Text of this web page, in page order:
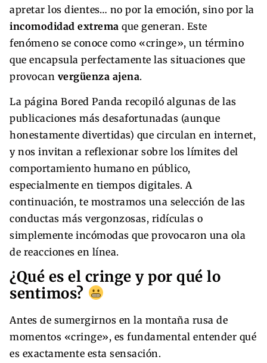
apretar los dientes… no por la emoción, sino por la
incomodidad extrema que generan. Este
fenómeno se conoce como «cringe», un término
que encapsula perfectamente las situaciones que
provocan vergüenza ajena.
La página Bored Panda recopiló algunas de las
publicaciones más desafortunadas (aunque
honestamente divertidas) que circulan en internet,
y nos invitan a reflexionar sobre los límites del
comportamiento humano en público,
especialmente en tiempos digitales. A
continuación, te mostramos una selección de las
conductas más vergonzosas, ridículas o
simplemente incómodas que provocaron una ola
de reacciones en línea.
¿Qué es el cringe y por qué lo
sentimos?
Antes de sumergirnos en la montaña rusa de
momentos «cringe», es fundamental entender qué
es exactamente esta sensación.